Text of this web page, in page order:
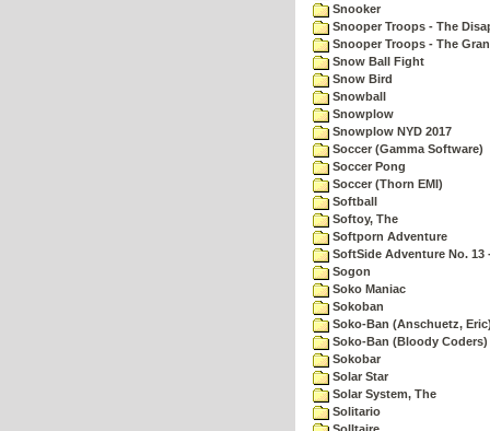
Snooker
Snooper Troops - The
Snooper Troops - The
Snow Ball Fight
Snow Bird
Snowball
Snowplow
Snowplow NYD 2017
Soccer (Gamma Software)
Soccer Pong
Soccer (Thorn EMI)
Softball
Softoy, The
Softporn Adventure
SoftSide Adventure No. 13
Sogon
Soko Maniac
Sokoban
Soko-Ban (Anschuetz,
Soko-Ban (Bloody Coders)
Sokobar
Solar Star
Solar System, The
Solitario